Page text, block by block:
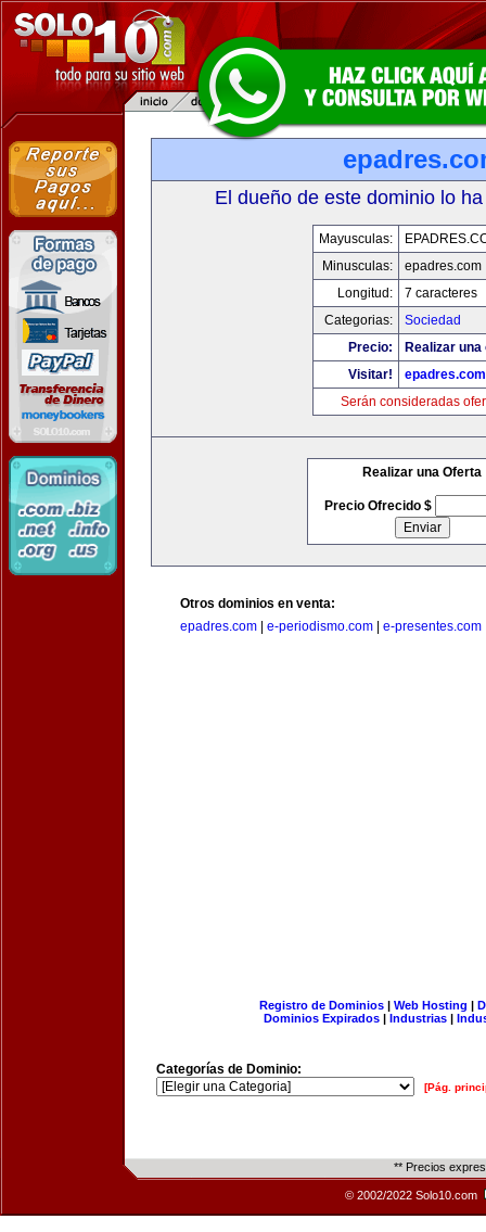
El dueño de este dominio lo
Mayusculas:
Minusculas:
epadres.com
Longitud:
7 caracteres
Categorias:
Sociedad
Precio:
Realizar
Visitar!
epadres.com
Serán consideradas
Realizar una Oferta
Precio Ofrecido $
Otros dominios en venta:
epadres.com
e-periodismo.com e-presentes.com
Registro de Dominios| Web Hosting |
Dominios Expirados | Industrias |
Categorías de Dominio:
[Pág.
** Precios
© 2002/2022 Solo10.com